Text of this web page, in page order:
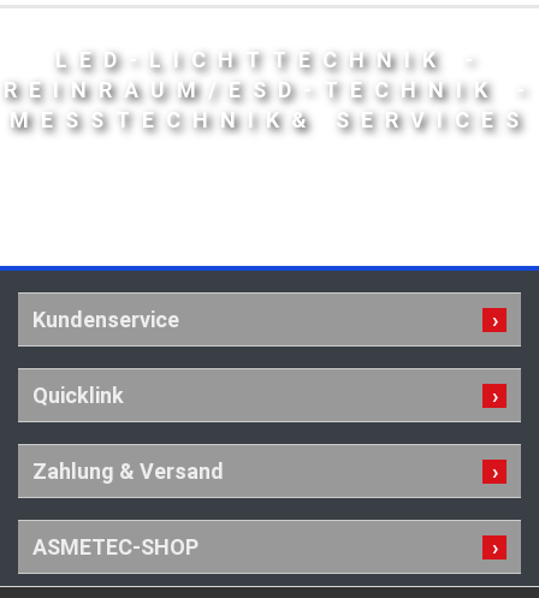
LED-LICHTTECHNIK -
REINRAUM/ESD-TECHNIK -
MESSTECHNIK& SERVICES
Kundenservice
Quicklink
Zahlung & Versand
ASMETEC-SHOP